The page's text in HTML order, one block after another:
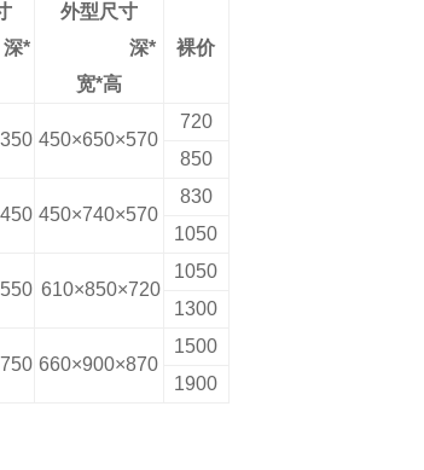
外型尺寸
深*
宽*高
裸价
450×650×570
720
850
450×740×570
830
1050
610×850×720
1050
1300
660×900×870
1500
1900